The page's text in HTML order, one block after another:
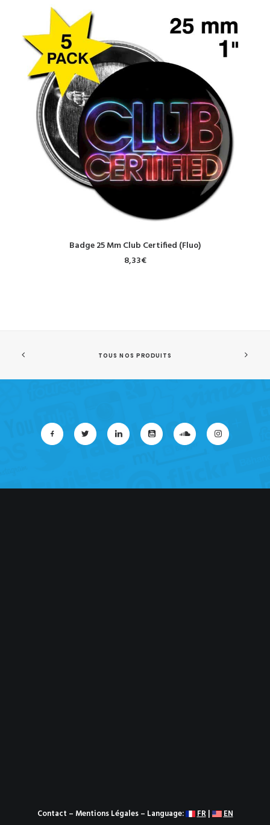
AJOUTER AU PANIER
Badge 25 Mm Club Certified (Fluo)
8,33€
TOUS NOS PRODUITS
Contact – Mentions Légales– Language: FR| EN